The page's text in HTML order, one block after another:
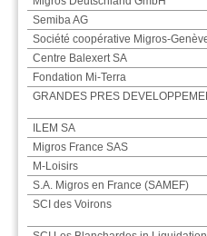
Semiba AG
Société coopérative Migros-
Centre Balexert SA
Fondation Mi-Terra
GRANDES PRES
ILEM SA
Migros France SAS
M-Loisirs
S.A. Migros en France (SAMEF)
SCI des Voirons